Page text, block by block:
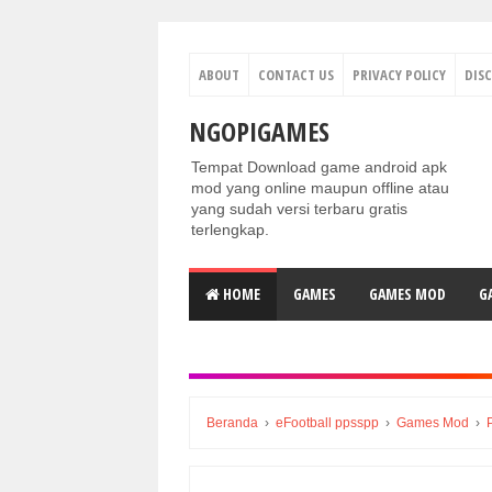
ABOUT CONTACT US PRIVACY POLICY
NGOPIGAMES
Tempat Download game android apk
mod yang online maupun offline atau
yang sudah versi terbaru gratis
terlengkap.
HOME GAMES GAMES MOD
Beranda › eFootball ppsspp › Games Mod ›